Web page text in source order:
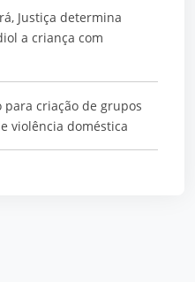
Justiça determina
a criança com
para criação de grupos
violência doméstica